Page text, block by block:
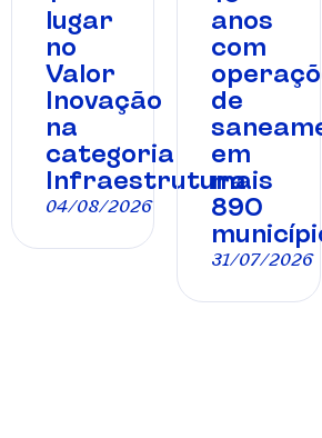
lugar
no
Valor
Inovação
na
categoria
Infraestrutura
04/08/2026
anos
com
de
em
mais
890
31/07/2026